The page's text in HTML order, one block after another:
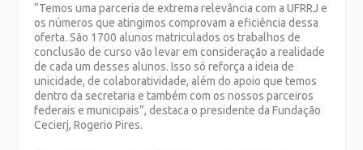
“Temos uma parceria de extrema relevância com a UFRRJ e
os números que atingimos comprovam a eficiência dessa
oferta. São 1700 alunos matriculados os trabalhos de
conclusão de curso vão levar em consideração a realidade
de cada um desses alunos. Isso só reforça a ideia de
unicidade, de colaboratividade, além do apoio que temos
dentro da secretaria e também com os nossos parceiros
federais e municipais”, destaca o presidente da Fundação
Cecierj, Rogerio Pires.